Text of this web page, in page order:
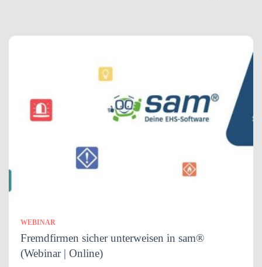
WEBINAR
Fremdfirmen sicher unterweisen in sam®
(Webinar | Online)